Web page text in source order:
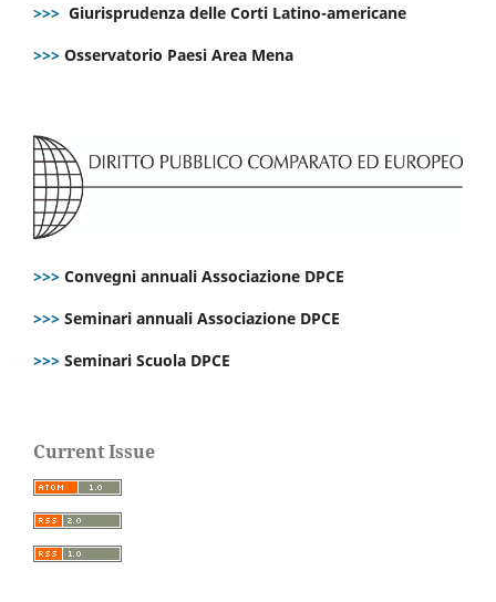
>>> Giurisprudenza delle Corti Latino-americane
>>> Osservatorio Paesi Area Mena
>>> Convegni annuali Associazione DPCE
>>> Seminari annuali Associazione DPCE
>>> Seminari Scuola DPCE
Current Issue